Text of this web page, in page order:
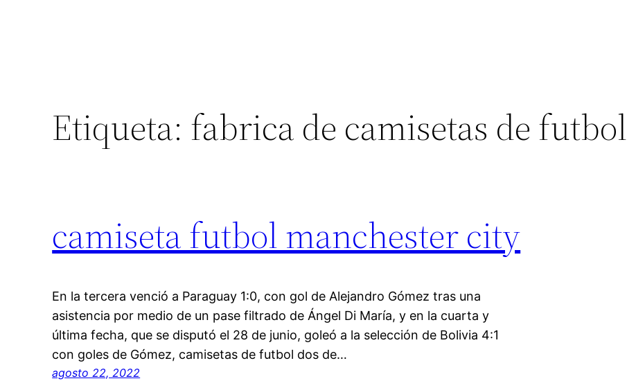
Etiqueta: fabrica de camisetas de futbol
camiseta futbol manchester city
En la tercera venció a Paraguay 1:0, con gol de Alejandro Gómez tras una
asistencia por medio de un pase filtrado de Ángel Di María, y en la cuarta y
última fecha, que se disputó el 28 de junio, goleó a la selección de Bolivia 4:1
con goles de Gómez, camisetas de futbol dos de…
agosto 22, 2022